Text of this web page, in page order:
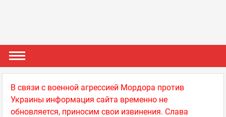
В связи с военной агрессией Мордора против
Украины информация сайта временно не
обновляется, приносим свои извинения. Слава